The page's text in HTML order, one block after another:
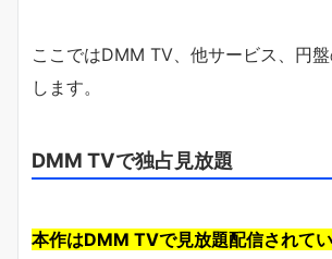
ここではDMM TV、他サービス、円
します。
DMM TVで独占見放題
本作はDMM TVで見放題配信されてい